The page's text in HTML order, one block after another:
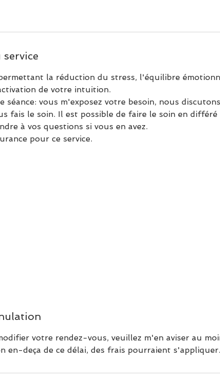
la réduction du stress, l'équilibre
de votre intuition.
séance: vous m'exposez votre besoin, nous
fais le soin. Il est possible de faire le soin en différé
à vos questions si vous en avez.
votre rendez-vous, veuillez m'en aviser au
en-deça de ce délai, des frais pourraient s'appliquer.